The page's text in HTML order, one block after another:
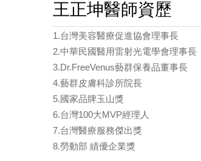
王正坤醫師資歷
1.台灣美容醫療促進協會理事長
2.中華民國醫用雷射光電學會理事長
3.Dr.FreeVenus藝群保養品董事長
4.藝群皮膚科診所院長
5.國家品牌玉山獎
6.台灣100大MVP經理人
7.台灣醫療服務傑出獎
8.勞動部 績優企業獎